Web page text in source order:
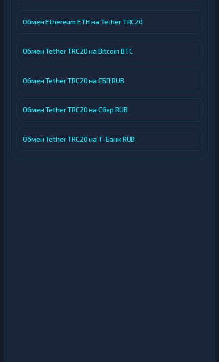
Обмен Ethereum ETH на Tether TRC20
Обмен Tether TRC20 на Bitcoin BTC
Обмен Tether TRC20 на СБП RUB
Обмен Tether TRC20 на Сбер RUB
Обмен Tether TRC20 на Т-Банк RUB